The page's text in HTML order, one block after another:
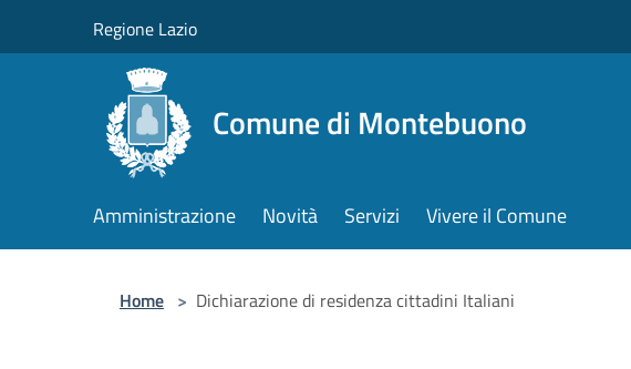
Regione Lazio
Comune di Montebuono
Amministrazione Novità Servizi Vivere il Comune
Home > Dichiarazione di residenza cittadini Italiani